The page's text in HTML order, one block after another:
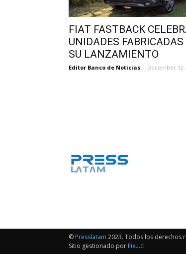
FIAT FASTBACK
UNIDADES FABRICADAS
SU LANZAMIENTO
Editor Banco de Noticias - December 12,
© Presslatam 2023. Todos los derechos
Sitio gestionado por Fixu.cl